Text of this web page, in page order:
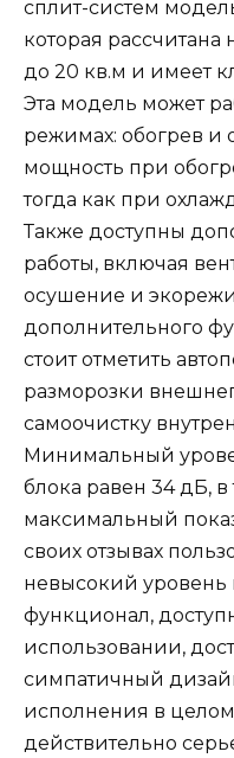
сплит-систем
которая
до 20 кв.м и имеет
Эта модель может
режимах: обогрев и
мощность при
тогда как при
Также доступны
работы, включая
осушение и
дополнительного
стоит отметить
разморозки
самоочистку
Минимальный
блока равен 34 дБ, в
максимальный
своих отзывах
невысокий уровень
функционал,
использовании,
симпатичный
исполнения в
действительно